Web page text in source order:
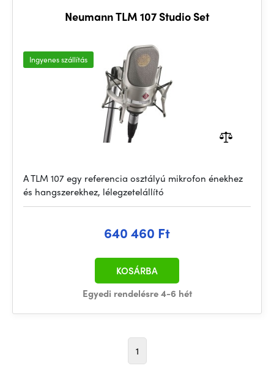
Neumann TLM 107 Studio Set
Ingyenes szállítás
A TLM 107 egy referencia osztályú mikrofon énekhez
és hangszerekhez, lélegzetelállító
640 460 Ft
Egyedi rendelésre 4-6 hét
KOSÁRBA
1